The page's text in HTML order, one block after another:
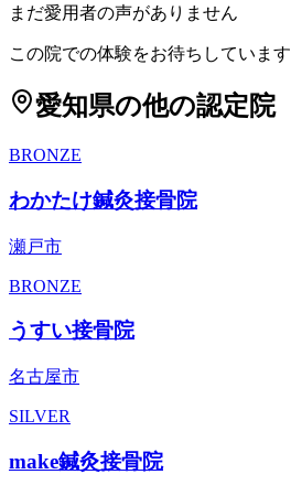
まだ愛用者の声がありません
この院での体験をお待ちしています
愛知県の他の認定院
BRONZE
わかたけ鍼灸接骨院
瀬戸市
BRONZE
うすい接骨院
名古屋市
SILVER
make鍼灸接骨院